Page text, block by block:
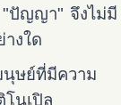
"ปัญญา" จึงไม่มี
งใด
นุษย์ที่มีความ
นเปิล